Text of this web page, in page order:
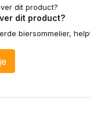
dit product?
biersommelier,